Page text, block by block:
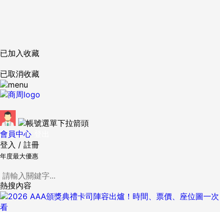
已加入收藏
已取消收藏
會員中心
登入 / 註冊
年度最大優惠
熱搜內容